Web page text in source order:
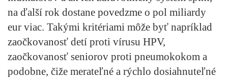
na ďalší rok dostane povedzme o pol miliardy
eur viac. Takými kritériami môže byť napríklad
zaočkovanosť detí proti vírusu HPV,
zaočkovanosť seniorov proti pneumokokom a
podobne, čiže merateľné a rýchlo dosiahnuteľné